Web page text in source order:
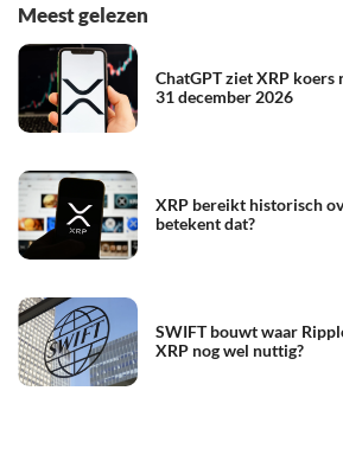
Meest gelezen
ChatGPT ziet XRP
31 december 2026
XRP bereikt historisch
betekent dat?
SWIFT bouwt waar
XRP nog wel nuttig?